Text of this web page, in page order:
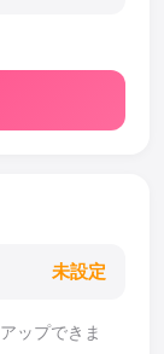
未設定
ップできま